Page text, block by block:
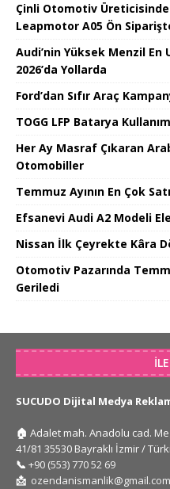
Çinli Otomotiv
Leapmotor A05 Ön
Audi’nin Yüksek Menzil
2026’da Yollarda
Ford’dan Sıfır Araç
TOGG LFP Batarya
Her Ay Masraf Çıkaran
Otomobiller
Temmuz Ayının En Çok
Efsanevi Audi A2 Modeli
Nissan İlk Çeyrekte Kâra
Otomotiv Pazarında
Geriledi
SUCUDO Dijital Medya
🏠 Adalet mah. Anadolu cad.
41/81 35530 Bayraklı İzmir /
📞 +90 (553) 770 52 69
📩 ozendanismanlik@gmail.com